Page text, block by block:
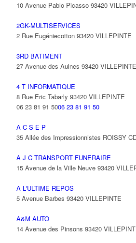
10 Avenue Pablo Picasso 93420
2GK-MULTISERVICES
2 Rue Eugéniecotton 93420 VILLEPINTE
3RD BATIMENT
27 Avenue des Aulnes 93420 VILLEPINTE
4 T INFORMATIQUE
8 Rue Eric Tabarly 93420 VILLEPINTE
06 23 81 91 5006 23 81 91 50
A C S E P
35 Allée des Impressionnistes ROISSY
A J C TRANSPORT FUNERAIRE
15 Avenue de la Ville Neuve 93420
A L'ULTIME REPOS
5 Avenue Barbes 93420 VILLEPINTE
A&M AUTO
14 Avenue des Pinsons 93420